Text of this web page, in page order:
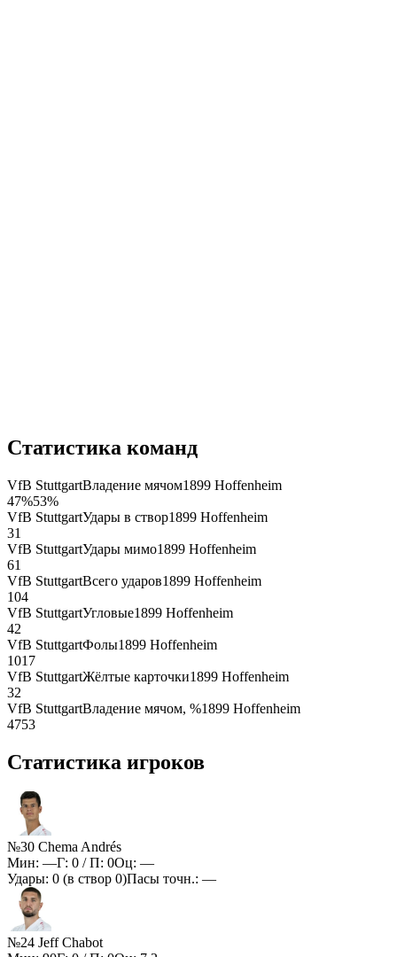
Статистика команд
VfB StuttgartВладение мячом1899 Hoffenheim
47%53%
VfB StuttgartУдары в створ1899 Hoffenheim
31
VfB StuttgartУдары мимо1899 Hoffenheim
61
VfB StuttgartВсего ударов1899 Hoffenheim
104
VfB StuttgartУгловые1899 Hoffenheim
42
VfB StuttgartФолы1899 Hoffenheim
1017
VfB StuttgartЖёлтые карточки1899 Hoffenheim
32
VfB StuttgartВладение мячом, %1899 Hoffenheim
4753
Статистика игроков
№30 Chema Andrés
Мин: —Г: 0 / П: 0Оц: —
Удары: 0 (в створ 0)Пасы точн.: —
№24 Jeff Chabot